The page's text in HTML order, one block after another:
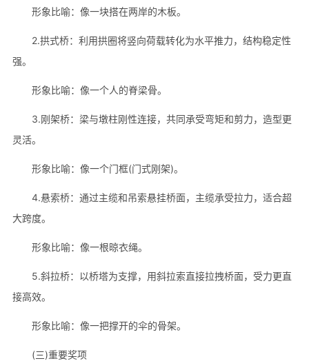
形象比喻：像一块搭在两岸的木板。
2.拱式桥：利用拱圈将竖向荷载转化为水平推力，结构稳定性
强。
形象比喻：像一个人的脊梁骨。
3.刚架桥：梁与墩柱刚性连接，共同承受弯矩和剪力，造型更
灵活。
形象比喻：像一个门框(门式刚架)。
4.悬索桥：通过主缆和吊索悬挂桥面，主缆承受拉力，适合超
大跨度。
形象比喻：像一根晾衣绳。
5.斜拉桥：以桥塔为支撑，用斜拉索直接拉拽桥面，受力更直
接高效。
形象比喻：像一把撑开的伞的骨架。
(三)重要奖项